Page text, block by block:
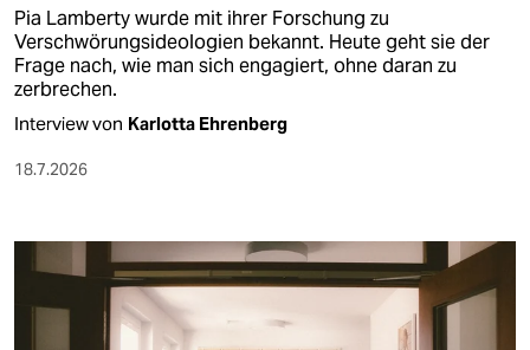
Pia Lamberty wurde mit ihrer Forschung zu
Verschwörungsideologien bekannt. Heute geht sie der
Frage nach, wie man sich engagiert, ohne daran zu
zerbrechen.
Interview von Karlotta Ehrenberg
18.7.2026